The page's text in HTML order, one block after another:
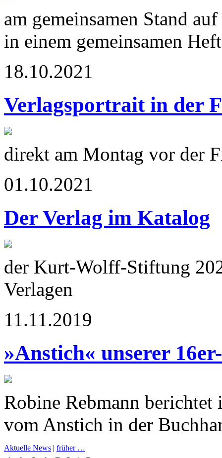
am gemeinsamen Stand
in einem gemeinsamen
18.10.2021
Verlagsportrait in der
direkt am Montag vor der
01.10.2021
Der Verlag im Katalog
der Kurt-Wolff-Stiftung
Verlagen
11.11.2019
»Anstich« unserer
Robine Rebmann
vom Anstich in der
Aktuelle News | früher …